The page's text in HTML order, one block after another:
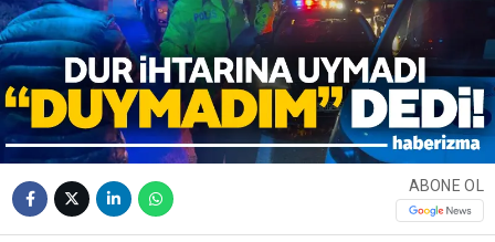
ABONE OL